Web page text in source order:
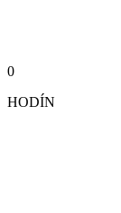
0
HODÍN